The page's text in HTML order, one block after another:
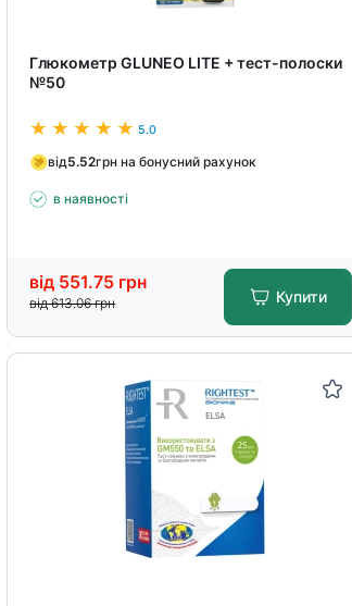
Глюкометр GLUNEO LITE + тест-полоски
№50
5.0
від5.52грн на бонусний рахунок
в наявності
від 551.75 грн
від 613.06грн Купити